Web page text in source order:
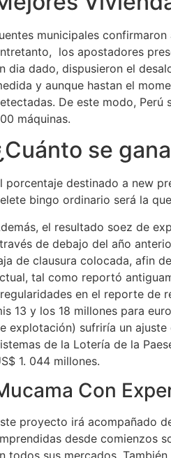
municipales
los apostadores
dia dado, dispusieron el
y aunque hastan el
De este modo, Perú
máquinas.
se
porcentaje destinado a new
bingo ordinario será la
el resultado soez de
de debajo del año
de clausura colocada, afin
tal como reportó
en el reporte de
13 y los 18 millones para
explotación) sufriría un
de la Lotería de la
1. 044 millones.
Con
proyecto irá acompañado
desde comienzos